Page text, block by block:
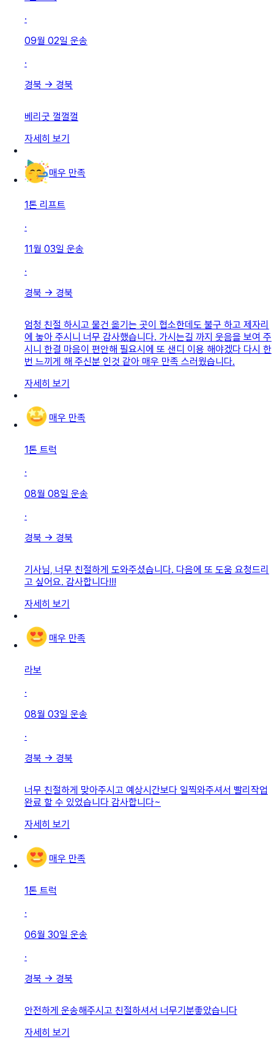
·
09월 02일 운송
·
경북 → 경북
베리굿 껄껄껄
자세히 보기
매우 만족
1톤 리프트
·
11월 03일 운송
·
경북 → 경북
엄청 친절 하시고 물건 옮기는 곳이 협소한데도 불구 하고 제자리
에 놓아 주시니 너무 감사했습니다. 가시는길 까지 웃음을 보여 주
시니 한결 마음이 편안해 필요시에 또 샌디 이용 해야겠다 다시 한
번 느끼게 해 주신분 인것 같아 매우 만족 스러웠습니다.
자세히 보기
매우 만족
1톤 트럭
·
08월 08일 운송
·
경북 → 경북
기사님, 너무 친절하게 도와주셨습니다. 다음에 또 도움 요청드리
고 싶어요. 감사합니다!!!
자세히 보기
매우 만족
라보
·
08월 03일 운송
·
경북 → 경북
너무 친절하게 맞아주시고 예상시간보다 일찍와주셔서 빨리작업
완료 할 수 있었습니다 감사합니다~
자세히 보기
매우 만족
1톤 트럭
·
06월 30일 운송
·
경북 → 경북
안전하게 운송해주시고 친절하셔서 너무기분좋았습니다
자세히 보기